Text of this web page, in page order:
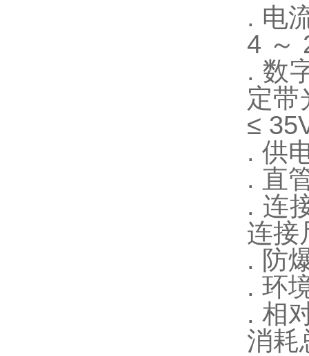
. 电
4 ～
. 数
定带
≤
. 供
. 直
. 连
连接
. 防
. 环
. 相
消耗